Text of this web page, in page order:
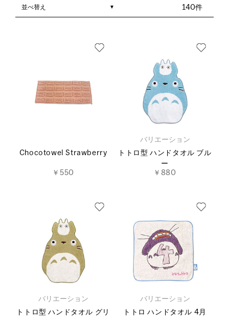
140件
並べ替え
Chocotowel Strawberry
￥550
バリエーション
トトロ型 ハンドタオル ブル
ー
￥880
バリエーション
トトロ型 ハンドタオル グリ
バリエーション
トトロ ハンドタオル 4月